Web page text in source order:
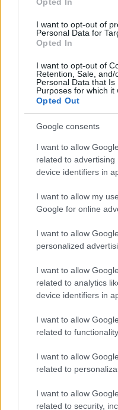
I want to opt-out of
Personal Data for
Opted In
I want to opt-out of
Retention, Sale,
Personal Data that
Purposes for which it
Opted Out
Google consents
I want to allow
related to
device identifiers in
I want to allow my
Google for online
I want to allow
personalized
I want to allow
related to analytics
device identifiers in
I want to allow
related to
I want to allow
related to
I want to allow
related to security,
ricomprare la
Area B
il sindaco manda un
col centro, ma poi ci
l’avanguardia della
lasciare in pace
tinti di verde, ma
rossi. Verranno a
per auto.
SEDUTE
Vignetta